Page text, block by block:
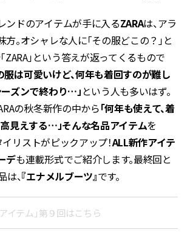
ンドのアイテムが手に入るZARAは、アラ
。オシャレな人に「その服どこの？」と
ZARA」という答えが返ってくるもので
服は可愛いけど、何年も着回すのが難し
ズンで終わり…」 という人も多いはず。
の秋冬新作の中から「何年も使えて、着
高見えする…」そんな名品アイテムを
イリストがピックアップ！ALL新作アイテ
デも連載形式でご紹介します。最終回と
は、『エナメルブーツ』です。
イテム」第９回はこちら